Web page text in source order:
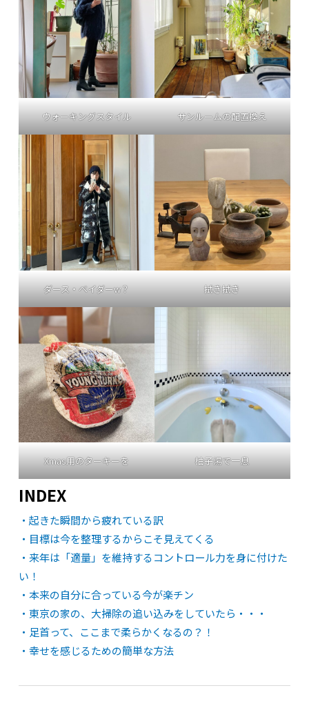
ウォーキングスタイル サンルームの配置換え
ダース・ベイダーw？ 拭き拭き
Xmas用のターキーを 柚子湯で一息
INDEX
・起きた瞬間から疲れている訳
・目標は今を整理するからこそ見えてくる
・来年は「適量」を維持するコントロール力を身に付けた
い！
・本来の自分に合っている今が楽チン
・東京の家の、大掃除の追い込みをしていたら・・・
・足首って、ここまで柔らかくなるの？！
・幸せを感じるための簡単な方法